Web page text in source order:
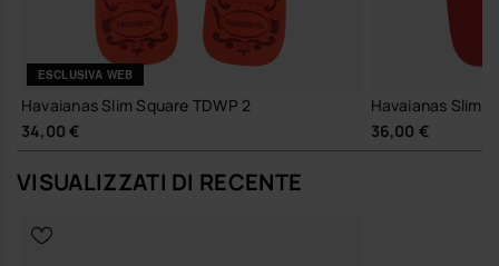
Bordi imbottiti che sfiorano il piede con una morbidezza
continua, proteggendo con naturalezza senza appesantire.
Struttura leggera che segue il passo con naturalezza, ideale
per chi vive le infradito donna come un’estensione del proprio
modo di muoversi.
Infradito estivo da indossare per ore: dal primo caffè al
tramonto, senza dover mai pensare a cambiare ritmo o
modello.
Immaginala con un mini dress e occhiali scuri per un tocco urbano,
con il tuo denim preferito e una canotta dal taglio maschile per un
queste infradito di qualità a definire l’insieme: scegli tu se far parlare
il butter yellow, il verde o il coffee.
ESCLUSIVA WEB
Havaianas Slim Square TDWP 2
34,00 €
Havaianas Slim
36,00 €
VISUALIZZATI DI RECENTE